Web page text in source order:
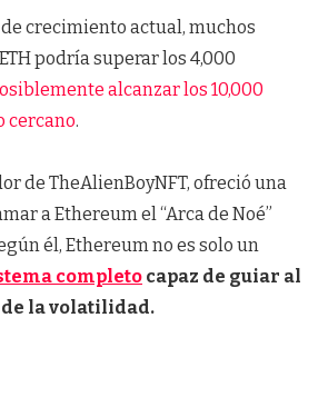
crecimiento actual, muchos
podría superar los 4,000
alcanzar los 10,000
cercano.
de TheAlienBoyNFT, ofreció una
a Ethereum el “Arca de Noé”
él, Ethereum no es solo un
completo capaz de guiar al
la volatilidad.